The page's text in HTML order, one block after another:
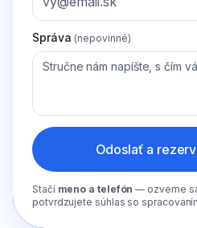
Správa (nepovinné)
Odoslať a
Stačí meno a telefón — ozveme
potvrdzujete súhlas so